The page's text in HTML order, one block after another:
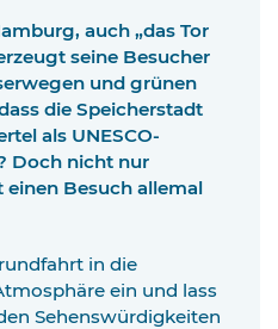
auch „das Tor
seine Besucher
und grünen
die Speicherstadt
als UNESCO-
Doch nicht nur
Besuch allemal
in die
ein und lass
Sehenswürdigkeiten